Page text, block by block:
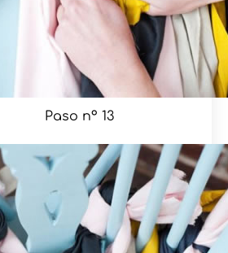
Paso nº 13